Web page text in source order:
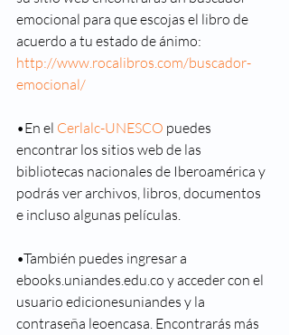
emocional para que escojas el libro de
acuerdo a tu estado de ánimo:
http://www.rocalibros.com/buscador-
emocional/
•En el Cerlalc-UNESCO puedes
encontrar los sitios web de las
bibliotecas nacionales de Iberoamérica y
podrás ver archivos, libros, documentos
e incluso algunas películas.
•También puedes ingresar a
ebooks.uniandes.edu.co y acceder con el
usuario edicionesuniandes y la
contraseña leoencasa. Encontrarás más